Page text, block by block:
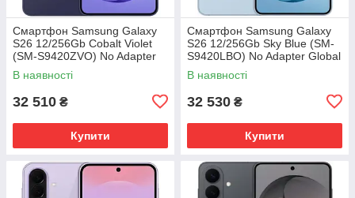
Смартфон Samsung Galaxy
S26 12/256Gb Cobalt Violet
(SM-S9420ZVO) No Adapter
Global version
В наявності
32 510 ₴
Купити
Смартфон Samsung Galaxy
S26 12/256Gb Sky Blue (SM-
S9420LBO) No Adapter Global
version
В наявності
32 530 ₴
Купити